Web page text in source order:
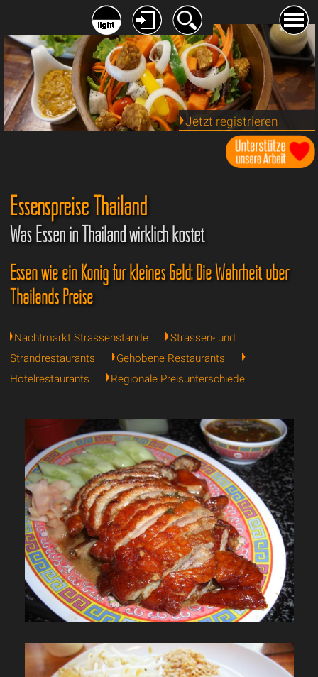
Jetzt registrieren
Essenspreise Thailand
Was Essen in Thailand wirklich kostet
Essen wie ein König für kleines Geld: Die Wahrheit über
Thailands Preise
Nachtmarkt Strassenstände
Strassen- und
Strandrestaurants
Gehobene Restaurants
Hotelrestaurants
Regionale Preisunterschiede